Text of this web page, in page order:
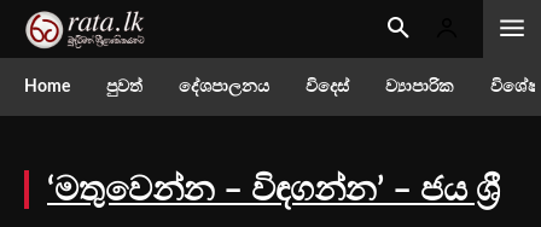
Home පුවත් දේශපාලනය විදෙස් ව්‍යාපාරික
‘මතුවෙන්න – විඳගන්න’ – ජය ශ්‍රී